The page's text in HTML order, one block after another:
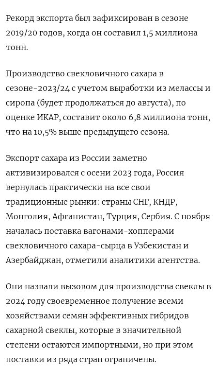
Рекорд экспорта был зафиксирован в сезоне
2019/20 годов, когда он составил 1,5 миллиона
тонн.
Производство свекловичного сахара в
сезоне-2023/24 с учетом выработки из мелассы и
сиропа (будет продолжаться до августа), по
оценке ИКАР, составит около 6,8 миллиона тонн,
что на 10,5% выше предыдущего сезона.
Экспорт сахара из России заметно
активизировался с осени 2023 года, Россия
вернулась практически на все свои
традиционные рынки: страны СНГ, КНДР,
Монголия, Афганистан, Турция, Сербия. С ноября
началась поставка вагонами-хопперами
свекловичного сахара-сырца в Узбекистан и
Азербайджан, отметили аналитики агентства.
Они назвали вызовом для производства свеклы в
2024 году своевременное получение всеми
хозяйствами семян эффективных гибридов
сахарной свеклы, которые в значительной
степени остаются импортными, но при этом
поставки из ряда стран ограничены.